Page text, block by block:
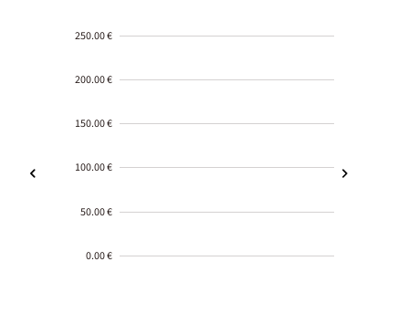
250.00 €
200.00 €
150.00 €
100.00 €
50.00 €
0.00 €